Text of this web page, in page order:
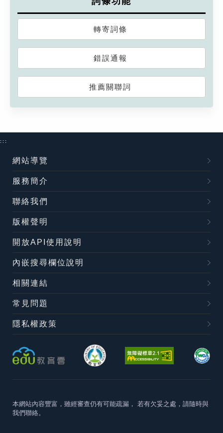
轉寄詞條
錯誤通報
推薦關聯詞
:::
網站導覽
服務簡介
聯絡我們
版權聲明
開放API使用說明
內嵌搜尋欄位說明
相關連結
常見問題
隱私權政策
本網站內容豐富，雖經審查仍有可能疏漏， 若有欠妥之處，請隨時與
我們聯絡。